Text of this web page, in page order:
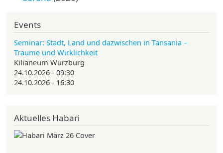
Events
Seminar: Stadt, Land und dazwischen in Tansania –
Träume und Wirklichkeit
Kilianeum Würzburg
24.10.2026 - 09:30
24.10.2026 - 16:30
Aktuelles Habari